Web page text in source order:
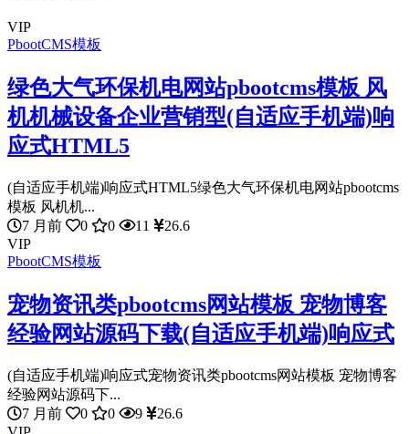
VIP
PbootCMS模板
绿色大气环保机电网站pbootcms模板 风
机机械设备企业营销型(自适应手机端)响
应式HTML5
(自适应手机端)响应式HTML5绿色大气环保机电网站pbootcms
模板 风机机...
7 月前
0 0 11
26.6
VIP
PbootCMS模板
宠物资讯类pbootcms网站模板 宠物博客
经验网站源码下载(自适应手机端)响应式
(自适应手机端)响应式宠物资讯类pbootcms网站模板 宠物博客
经验网站源码下...
7 月前
0 0 9
26.6